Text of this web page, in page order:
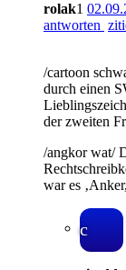
rolak1
antworten
/cartoon
durch einen
der zweiten
/angkor wat/
war es
c